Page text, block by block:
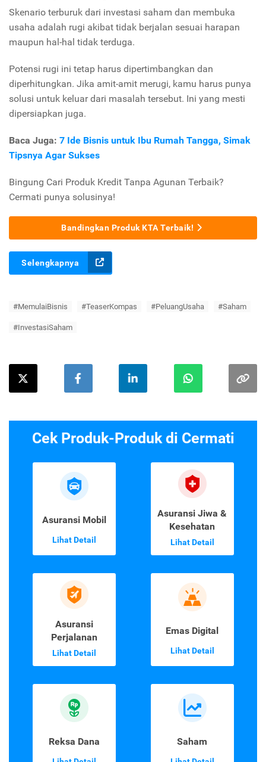
Skenario terburuk dari investasi saham dan membuka
usaha adalah rugi akibat tidak berjalan sesuai harapan
maupun hal-hal tidak terduga.
Potensi rugi ini tetap harus dipertimbangkan dan
diperhitungkan. Jika amit-amit merugi, kamu harus punya
solusi untuk keluar dari masalah tersebut. Ini yang mesti
dipersiapkan juga.
Baca Juga: 7 Ide Bisnis untuk Ibu Rumah Tangga, Simak
Tipsnya Agar Sukses
Bingung Cari Produk Kredit Tanpa Agunan Terbaik?
Cermati punya solusinya!
Bandingkan Produk KTA Terbaik!
Selengkapnya
#MemulaiBisnis #TeaserKompas #PeluangUsaha #Saham
#InvestasiSaham
Cek Produk-Produk di Cermati
Asuransi Mobil
Lihat Detail
Asuransi Jiwa &
Kesehatan
Lihat Detail
Asuransi
Perjalanan
Lihat Detail
Emas Digital
Lihat Detail
Reksa Dana Saham